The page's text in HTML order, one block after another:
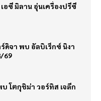
อซี มิลาน อุ่นเครื่องปรีซี
ดิจา พบ อัลบิเร็กซ์ นิงา
69
โตกุชิม่า วอร์ทิส เจลีก